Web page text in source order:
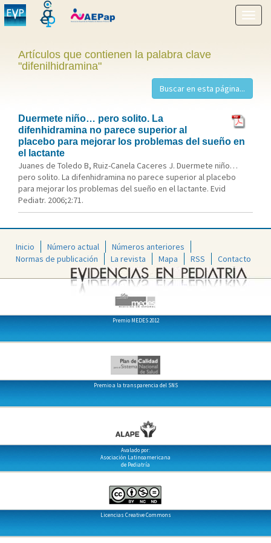
menú
Artículos que contienen la palabra clave
"difenilhidramina"
Duermete niño… pero solito. La
difenhidramina no parece superior al
placebo para mejorar los problemas del sueño en
el lactante
Juanes de Toledo B, Ruiz-Canela Caceres J. Duermete niño…
pero solito. La difenhidramina no parece superior al placebo
para mejorar los problemas del sueño en el lactante. Evid
Pediatr. 2006;2:71.
Inicio Número actual
Números anteriores
Normas de publicación
La revista Mapa RSS Contacto
Premio MEDES 2012
Premio a la transparencia del SNS
Avalado por:
Asociación Latinoamericana
de Pediatría
Licencias Creative Commons